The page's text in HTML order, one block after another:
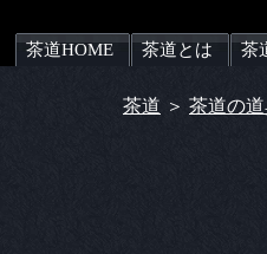
茶道HOME 茶道とは 茶
茶道 ＞ 茶道の